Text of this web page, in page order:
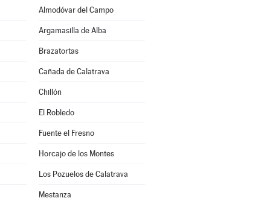
Almodóvar del Campo
Argamasilla de Alba
Brazatortas
Cañada de Calatrava
Chillón
El Robledo
Fuente el Fresno
Horcajo de los Montes
Los Pozuelos de Calatrava
Mestanza